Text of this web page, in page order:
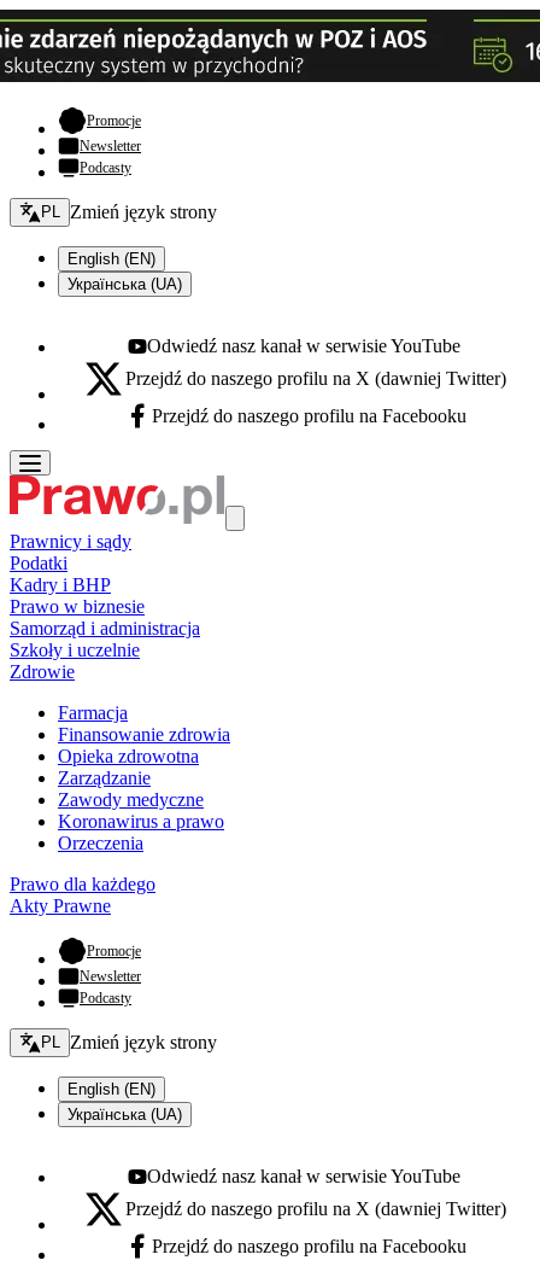
Promocje- otwiera się w nowej karcie
Newsletter
Podcasty
Zmień język - bieżący:
PL Zmień język strony
English (EN)
Українська (UA)
Youtube - otwiera się w nowej karcie
Odwiedź nasz kanał w serwisie YouTube
X - otwiera się w nowej karcie
Przejdź do naszego profilu na X (dawniej Twitter)
Facebook - otwiera się w nowej karcie
Przejdź do naszego profilu na Facebooku
Prawnicy i sądy
Podatki
Kadry i BHP
Prawo w biznesie
Samorząd i administracja
Szkoły i uczelnie
Zdrowie
Farmacja
Finansowanie zdrowia
Opieka zdrowotna
Zarządzanie
Zawody medyczne
Koronawirus a prawo
Orzeczenia
Prawo dla każdego
Akty Prawne
Promocje- otwiera się w nowej karcie
Newsletter
Podcasty
Zmień język - bieżący:
PL Zmień język strony
English (EN)
Українська (UA)
Youtube - otwiera się w nowej karcie
Odwiedź nasz kanał w serwisie YouTube
X - otwiera się w nowej karcie
Przejdź do naszego profilu na X (dawniej Twitter)
Facebook - otwiera się w nowej karcie
Przejdź do naszego profilu na Facebooku